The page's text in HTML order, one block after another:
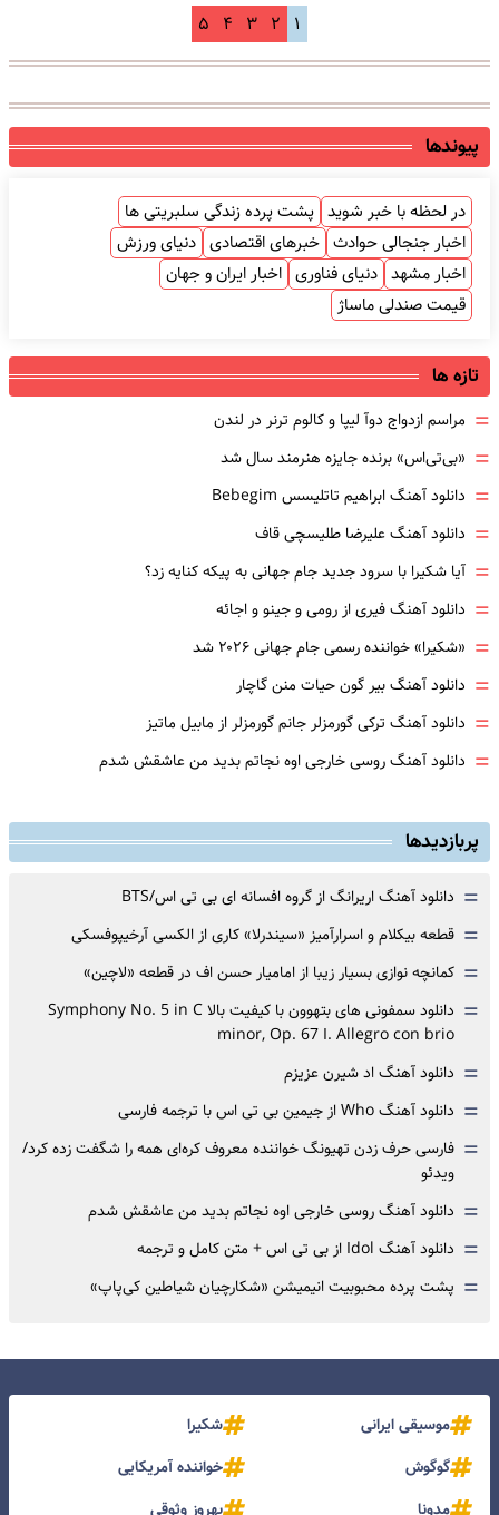
۱ ۲ ۳ ۴ ۵
پیوندها
در لحظه با خبر شوید پشت پرده زندگی سلبریتی ها
اخبار جنجالی حوادث خبرهای اقتصادی دنیای ورزش
اخبار مشهد دنیای فناوری اخبار ایران و جهان
قیمت صندلی ماساژ
تازه ها
= مراسم ازدواج دوآ لیپا و کالوم ترنر در لندن
= «بی‌تی‌اس» برنده جایزه هنرمند سال شد
= دانلود آهنگ ابراهیم تاتلیسس Bebegim
= دانلود آهنگ علیرضا طلیسچی قاف
= آیا شکیرا با سرود جدید جام جهانی به پیکه کنایه زد؟
= دانلود آهنگ فیری از رومی و جینو و اجائه
= «شکیرا» خواننده رسمی جام جهانی ۲۰۲۶ شد
= دانلود آهنگ بیر گون حیات منن گاچار
= دانلود آهنگ ترکی گورمزلر جانم گورمزلر از مابیل ماتیز
= دانلود آهنگ روسی خارجی اوه نجاتم بدید من عاشقش شدم
پربازدیدها
= دانلود آهنگ اریرانگ از گروه افسانه ای بی تی اس/BTS
= قطعه بیکلام و اسرارآمیز «سیندرلا» کاری از الکسی آرخیپوفسکی
= کمانچه نوازی بسیار زیبا از امامیار حسن اف در قطعه «لاچین»
=
دانلود سمفونی های بتهوون با کیفیت بالا Symphony No. 5 in C
minor, Op. 67 I. Allegro con brio
= دانلود آهنگ اد شیرن عزیزم
= دانلود آهنگ Who از جیمین بی تی اس با ترجمه فارسی
= فارسی حرف زدن تهیونگ خواننده معروف کره‌ای همه را شگفت زده کرد/
ویدئو
= دانلود آهنگ روسی خارجی اوه نجاتم بدید من عاشقش شدم
= دانلود آهنگ Idol از بی تی اس + متن کامل و ترجمه
= پشت پرده محبوبیت انیمیشن «شکارچیان شیاطین کی‌پاپ»
موسیقی ایرانی
شکیرا
گوگوش
خواننده آمریکایی
مدونا
بهروز وثوقی